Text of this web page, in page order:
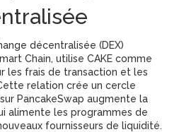
décentralisée (DEX)
Chain, utilise CAKE comme
les frais de transaction et les
relation crée un cercle
PancakeSwap augmente la
alimente les programmes de
fournisseurs de liquidité.